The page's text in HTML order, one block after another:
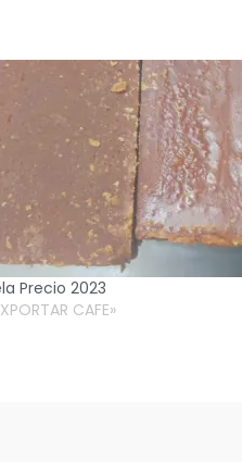
Precio 2023
CAFE»